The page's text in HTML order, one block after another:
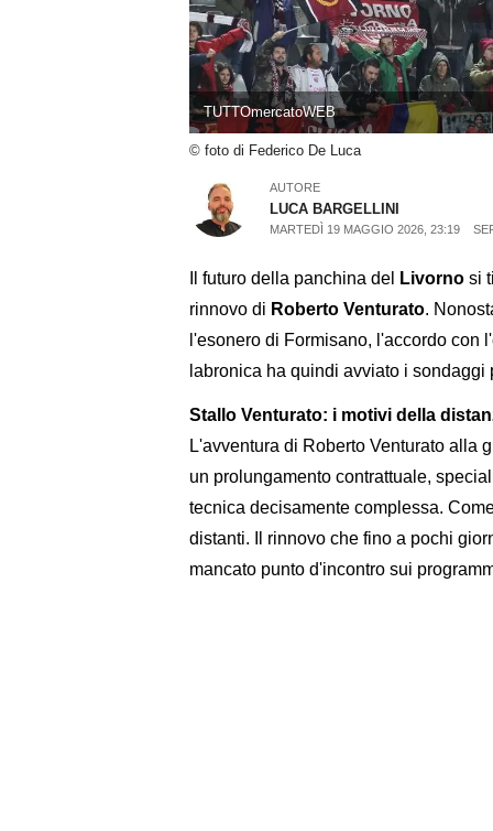
TUTTOmercatoWEB
© foto di Federico De Luca
AUTORE
LUCA BARGELLINI
MARTEDÌ 19 MAGGIO 2026, 23:19
Il futuro della panchina del Livorno si
rinnovo di Roberto Venturato.
l'esonero di Formisano, l'accordo con
labronica ha quindi avviato i sondaggi
Stallo Venturato: i motivi della
L'avventura di Roberto Venturato alla
un prolungamento contrattuale,
tecnica decisamente complessa.
distanti. Il rinnovo che fino a pochi
mancato punto d'incontro sui